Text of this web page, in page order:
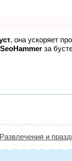
, она ускоряет
SeoHammer за
Развлечения и